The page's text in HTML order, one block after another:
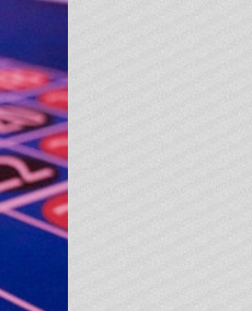
to test.
Chip
in T& Cs.